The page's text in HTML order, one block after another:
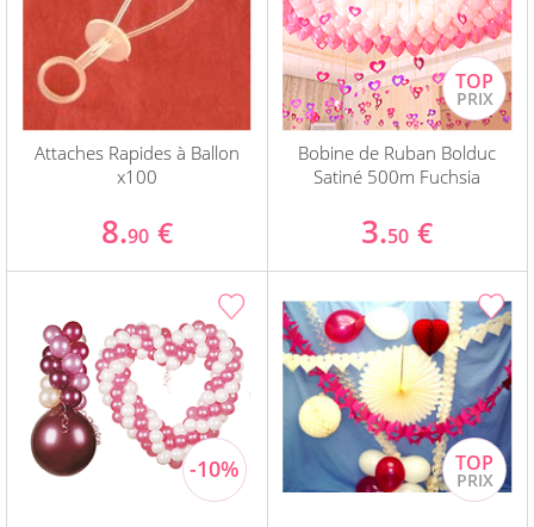
Attaches Rapides à Ballon
x100
8.90 €
Bobine de Ruban Bolduc
Satiné 500m Fuchsia
3.50 €